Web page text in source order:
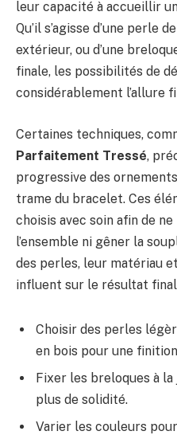
leur capacité à accueillir
Qu’il s’agisse d’une perle
extérieur, ou d’une
finale, les possibilités de
considérablement l’allure
Certaines techniques,
Parfaitement Tressé,
progressive des
trame du bracelet. Ces
choisis avec soin afin de
l’ensemble ni gêner la
des perles, leur matériau
influent sur le résultat
Choisir des perles
en bois pour une
Fixer les breloques à
plus de solidité.
Varier les couleurs